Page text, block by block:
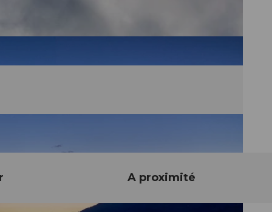
A proximité